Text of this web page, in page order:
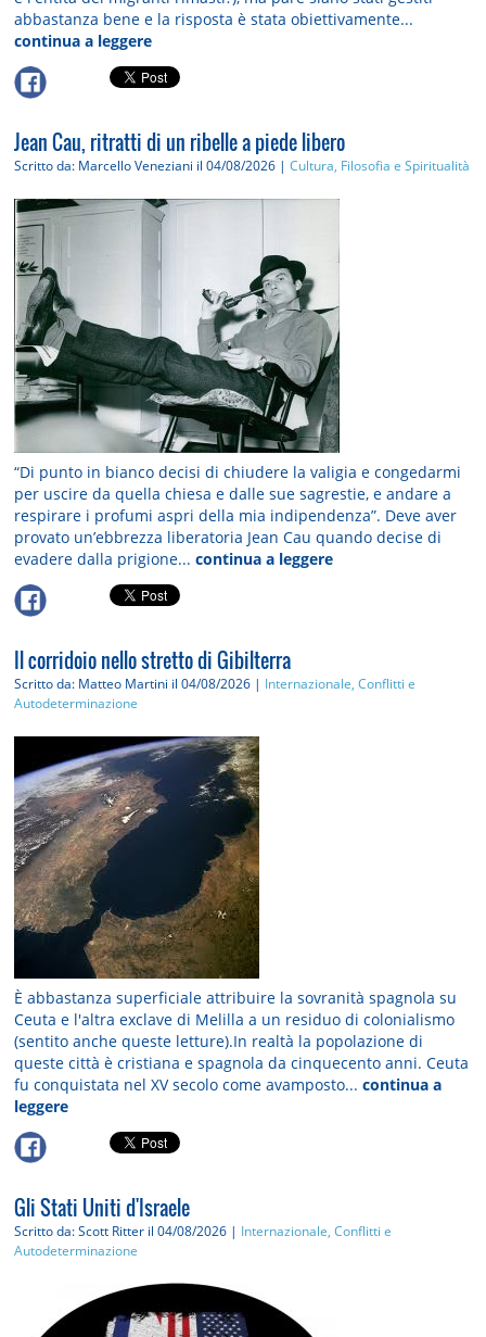
abbastanza bene e la risposta è stata obiettivamente...
continua a leggere
Jean Cau, ritratti di un ribelle a piede libero
Scritto da: Marcello Veneziani il 04/08/2026 |Cultura, Filosofia e Spiritualità
“Di punto in bianco decisi di chiudere la valigia e congedarmi
per uscire da quella chiesa e dalle sue sagrestie, e andare a
respirare i profumi aspri della mia indipendenza”. Deve aver
provato un’ebbrezza liberatoria Jean Cau quando decise di
evadere dalla prigione...continua a leggere
Il corridoio nello stretto di Gibilterra
Scritto da: Matteo Martini il 04/08/2026 | Internazionale, Conflitti e
Autodeterminazione
È abbastanza superficiale attribuire la sovranità spagnola su
Ceuta e l'altra exclave di Melilla a un residuo di colonialismo
(sentito anche queste letture).In realtà la popolazione di
queste città è cristiana e spagnola da cinquecento anni. Ceuta
fu conquistata nel XV secolo come avamposto...continua a
leggere
Gli Stati Uniti d'Israele
Scritto da: Scott Ritter il 04/08/2026 | Internazionale, Conflitti e
Autodeterminazione